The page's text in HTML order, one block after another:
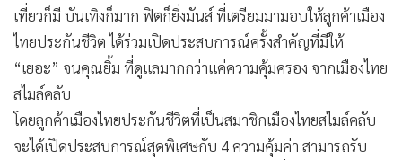
• Gotomanager
เที่ยวก็มี บันเทิงก็มาก ฟิตก็ยิ่งมันส์ ที่เตรียมมามอบให้ลูกค้าเมือง
ไทยประกันชีวิต ได้ร่วมเปิดประสบการณ์ครั้งสำคัญที่มีให้
“เยอะ” จนคุณยิ้ม ที่ดูแลมากกว่าแค่ความคุ้มครอง จากเมืองไทย
สไมล์คลับ
โดยลูกค้าเมืองไทยประกันชีวิตที่เป็นสมาชิกเมืองไทยสไมล์คลับ
จะได้เปิดประสบการณ์สุดพิเศษกับ 4 ความคุ้มค่า สามารถรับ